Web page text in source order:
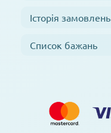
Історія замовлень
Список бажань